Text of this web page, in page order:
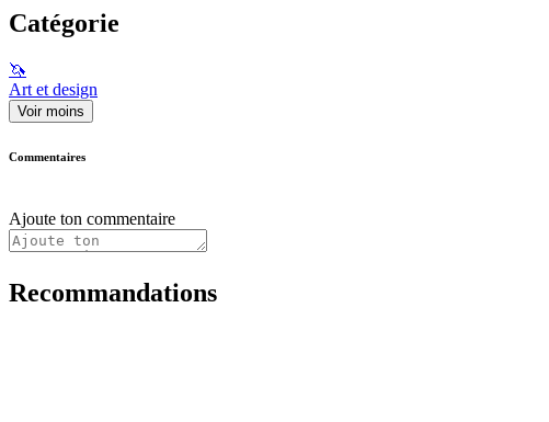
Catégorie
🦄
Art et design
Voir moins
Commentaires
Ajoute ton commentaire
Recommandations